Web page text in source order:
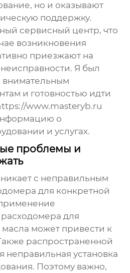
но и оказывают
поддержку.
сервисный центр, что
возникновения
приезжают на
Я был
внимательным
и готовностью идти
www.masteryb.ru
о
и услугах.
проблемы и
с неправильным
для конкретной
расходомера для
может привести к
распространенной
неправильная установка
Поэтому важно,